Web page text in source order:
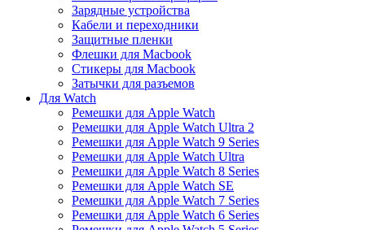
Зарядные устройства
Кабели и переходники
Защитные пленки
Флешки для Macbook
Стикеры для Macbook
Затычки для разъемов
Для Watch
Ремешки для Apple Watch
Ремешки для Apple Watch Ultra 2
Ремешки для Apple Watch 9 Series
Ремешки для Apple Watch Ultra
Ремешки для Apple Watch 8 Series
Ремешки для Apple Watch SE
Ремешки для Apple Watch 7 Series
Ремешки для Apple Watch 6 Series